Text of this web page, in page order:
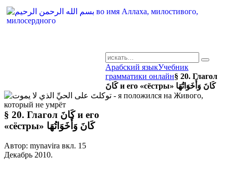
Арабский языкУчебник
грамматики онлайн§ 20. Глагол
كَانَ и его «сёстры» كَانَ وَأَخَوَاتُهَا
§ 20. Глагол كَانَ и его
«сёстры» كَانَ وَأَخَوَاتُهَا
Автор: mynavira вкл. 15
Декабрь 2010.